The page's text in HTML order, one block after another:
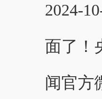
2024-
面了！
闻官方